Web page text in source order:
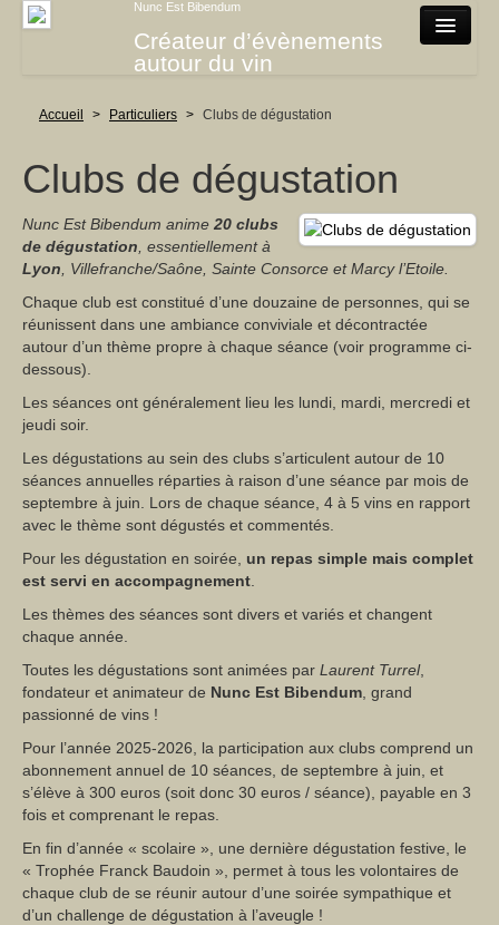
Nunc Est Bibendum
Créateur d’évènements
autour du vin
Introduction
Clubs de dégustation
Initiation à la dégustation
Voyages et sorties dans le vignoble
Le rallye du vin
Constitution de cave
Degustations de prestige
Entreprise
Le Rallye du vin à Lyon
Les XII Travaux de Bacchus
L’initiation ludique à la dégustation
L’Atelier des 5 sens
Vins & Fromages
Vins & Chocolats
Clubs
Accueil > Particuliers > Clubs de dégustation
Clubs de dégustation
Nunc Est Bibendum anime 20 clubs
de dégustation , essentiellement à
Lyon , Villefranche/Saône, Sainte Consorce et Marcy l’Etoile.
Chaque club est constitué d’une douzaine de personnes, qui se
réunissent dans une ambiance conviviale et décontractée
autour d’un thème propre à chaque séance (voir programme ci-
dessous).
Les séances ont généralement lieu les lundi, mardi, mercredi et
jeudi soir.
Les dégustations au sein des clubs s’articulent autour de 10
séances annuelles réparties à raison d’une séance par mois de
septembre à juin. Lors de chaque séance, 4 à 5 vins en rapport
avec le thème sont dégustés et commentés.
Pour les dégustation en soirée, un repas simple mais complet
est servi en accompagnement
Les thèmes des séances sont divers et variés et changent
chaque année.
Toutes les dégustations sont animées par Laurent Turrel,
fondateur et animateur de Nunc Est Bibendum , grand
passionné de vins !
Pour l’année 2025-2026, la participation aux clubs comprend un
abonnement annuel de 10 séances, de septembre à juin, et
s’élève à 300 euros (soit donc 30 euros / séance), payable en 3
fois et comprenant le repas.
En fin d’année « scolaire », une dernière dégustation festive, le
« Trophée Franck Baudoin », permet à tous les volontaires de
chaque club de se réunir autour d’une soirée sympathique et
d’un challenge de dégustation à l’aveugle !